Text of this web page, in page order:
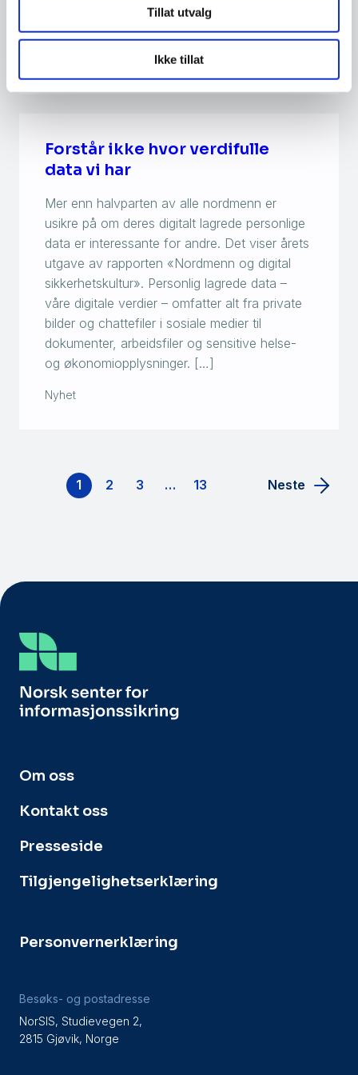
Tillat utvalg
Ikke tillat
sikkerhetskultur 2025». Av de som har blitt
svindlet, har […]
Forstår ikke hvor verdifulle
data vi har
Mer enn halvparten av alle nordmenn er
usikre på om deres digitalt lagrede personlige
data er interessante for andre. Det viser årets
utgave av rapporten «Nordmenn og digital
sikkerhetskultur». Personlig lagrede data –
våre digitale verdier – omfatter alt fra private
bilder og chattefiler i sosiale medier til
dokumenter, arbeidsfiler og sensitive helse-
og økonomiopplysninger. […]
Nyhet
1 2 3 … 13 Neste
Om oss
Kontakt oss
Presseside
Tilgjengelighetserklæring
Personvernerklæring
Besøks- og postadresse
NorSIS, Studievegen 2,
2815 Gjøvik, Norge